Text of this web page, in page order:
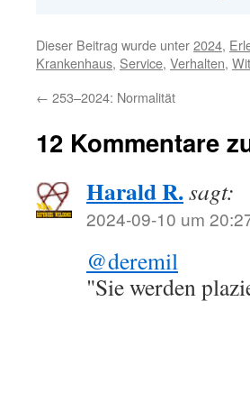
Dieser Beitrag wurde unter2024,
Krankenhaus, Service, Verhalten,
← 253–2024: Normalität
12 Kommentare
Harald R.sagt:
2024-09-10 um
@deremil
"Sie werden